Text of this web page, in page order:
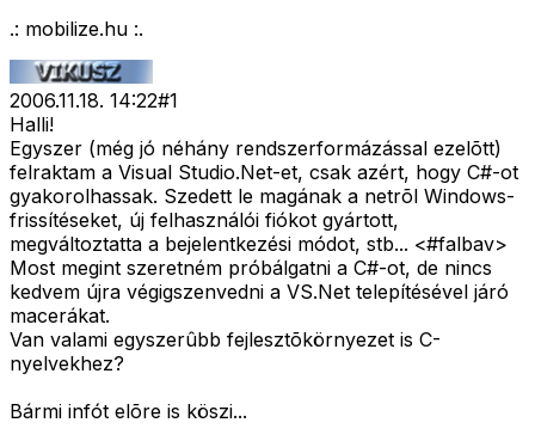
.: mobilize.hu :.
2006.11.18. 14:22#1
Halli!
Egyszer (még jó néhány rendszerformázással ezelõtt)
felraktam a Visual Studio.Net-et, csak azért, hogy C#-ot
gyakorolhassak. Szedett le magának a netrõl Windows-
frissítéseket, új felhasználói fiókot gyártott,
megváltoztatta a bejelentkezési módot, stb... <#falbav>
Most megint szeretném próbálgatni a C#-ot, de nincs
kedvem újra végigszenvedni a VS.Net telepítésével járó
macerákat.
Van valami egyszerûbb fejlesztõkörnyezet is C-
nyelvekhez?
Bármi infót elõre is köszi...